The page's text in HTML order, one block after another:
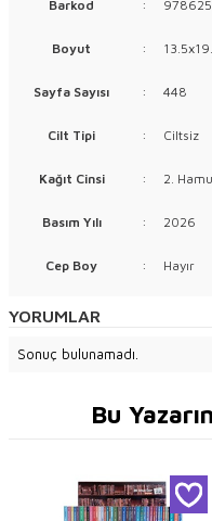
Barkod :
Boyut :
Sayfa Sayısı : 448
Cilt Tipi : Ciltsiz
Kağıt Cinsi : 2.
Basım Yılı : 2026
Cep Boy : Hayır
YORUMLAR
Sonuç bulunamadı.
Bu